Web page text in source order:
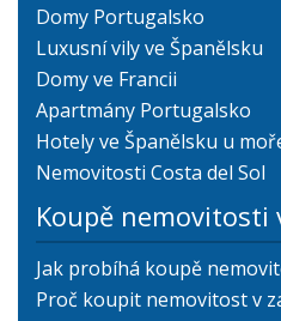
Domy Portugalsko
Luxusní vily ve Španělsku
Domy ve Francii
Apartmány Portugalsko
Hotely ve Španělsku u
Nemovitosti Costa del Sol
Koupě nemovitosti
Jak probíhá koupě
Proč koupit nemovitost v